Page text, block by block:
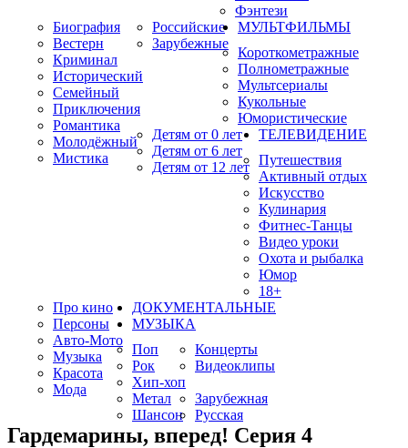
Фэнтези
Биография
Вестерн
Криминал
Исторический
Семейный
Приключения
Романтика
Молодёжный
Мистика
Российские
Зарубежные
МУЛЬТФИЛЬМЫ
Короткометражные
Полнометражные
Мультсериалы
Кукольные
Юмористические
Детям от 0 лет
Детям от 6 лет
Детям от 12 лет
ТЕЛЕВИДЕНИЕ
Путешествия
Активный отдых
Искусство
Кулинария
Фитнес-Танцы
Видео уроки
Охота и рыбалка
Юмор
18+
Про кино
Персоны
Авто-Мото
Музыка
Красота
Мода
ДОКУМЕНТАЛЬНЫЕ
МУЗЫКА
Поп
Рок
Хип-хоп
Метал
Шансон
Концерты
Видеоклипы
Зарубежная
Русская
Гардемарины, вперед! Серия 4